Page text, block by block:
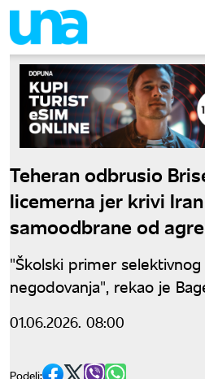
Teheran odbrusio
licemerna jer krivi
samoodbrane od
"Školski primer
negodovanja", rekao je
01.06.2026. 08:00
Podeli: